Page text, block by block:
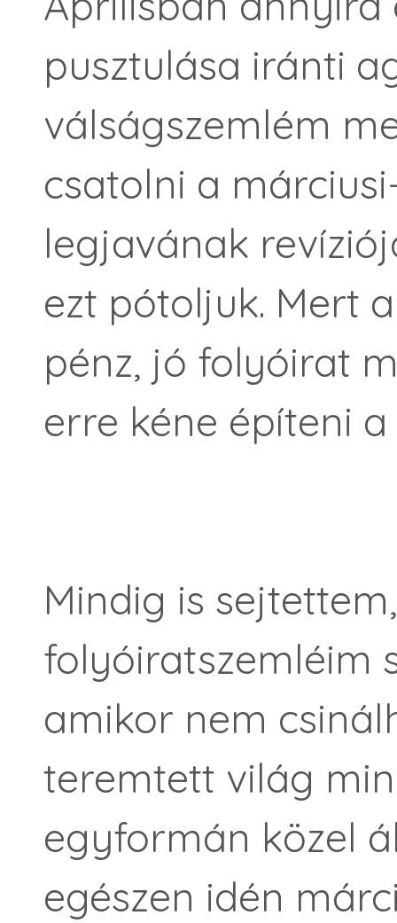
pusztulása iránti
válságszemlém
csatolni a
legjavának
ezt pótoljuk. Mert
pénz, jó folyóirat
erre kéne építeni
Mindig is
folyóiratszemléim
amikor nem
teremtett világ
egyformán közel
egészen idén